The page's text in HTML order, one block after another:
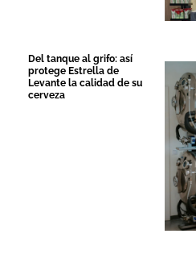
Del tanque al grifo: así
protege Estrella de
Levante la calidad de su
cerveza